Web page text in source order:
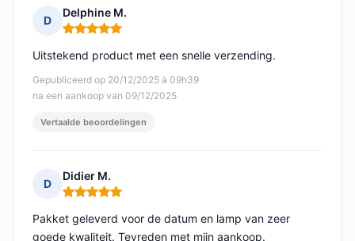
D
Delphine M.
Opmerking: 5 van 5
Gepubliceerd op 20/12/2025 à 09h39
na een aankoop van 09/12/2025
Uitstekend product met een snelle verzending.
Vertaalde beoordelingen
D
Didier M.
Opmerking: 5 van 5
Pakket geleverd voor de datum en lamp van zeer
goede kwaliteit. Tevreden met mijn aankoop.